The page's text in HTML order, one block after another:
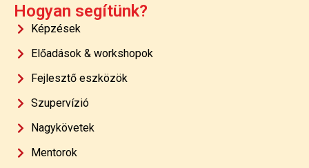
Hogyan segítünk?
Képzések
Előadások & workshopok
Fejlesztő eszközök
Szupervízió
Nagykövetek
Mentorok